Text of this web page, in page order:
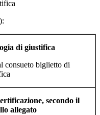
di giustifica
consueto biglietto di
secondo il
allegato